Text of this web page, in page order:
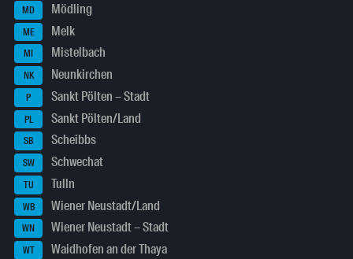
MD Mödling
ME Melk
MI Mistelbach
NK Neunkirchen
P Sankt Pölten – Stadt
PL Sankt Pölten/Land
SB Scheibbs
SW Schwechat
TU Tulln
WB Wiener Neustadt/Land
WN Wiener Neustadt – Stadt
WT Waidhofen an der Thaya